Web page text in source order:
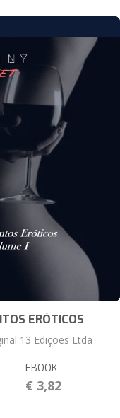
ERÓTICOS
13 Edições Ltda
EBOOK
€ 3,82